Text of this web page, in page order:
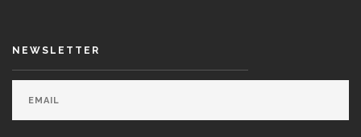
NEWSLETTER